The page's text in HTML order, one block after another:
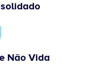
Não Vida